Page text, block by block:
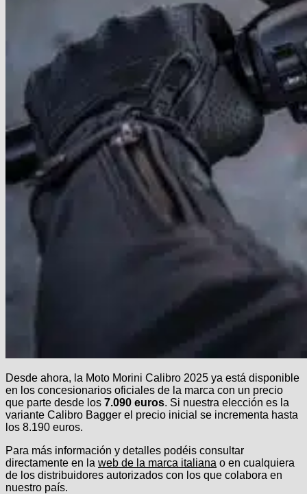
Desde ahora, la Moto Morini Calibro 2025 ya está disponible
en los concesionarios oficiales de la marca con un precio
que parte desde los 7.090 euros. Si nuestra elección es la
variante Calibro Bagger el precio inicial se incrementa hasta
los 8.190 euros.
Para más información y detalles podéis consultar
directamente en la web de la marca italiana o en cualquiera
de los distribuidores autorizados con los que colabora en
nuestro país.